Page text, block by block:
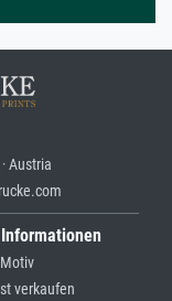
Austria
Motiv
verkaufen